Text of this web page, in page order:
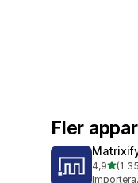
Fler
4,9av 5
(1
1357